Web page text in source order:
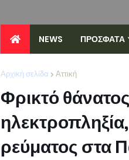
NEWS ΠΡΟΣΦΑΤΑ
Αρχική σελίδα Αττική
Φρικτό
ρεύματος στα